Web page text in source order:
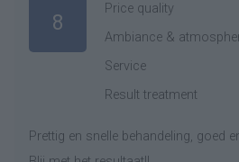
8
Price quality
Ambiance &
Service
Result treatment
Prettig en snelle behandeling, goed